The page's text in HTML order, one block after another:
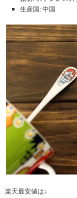
生産国: 中国
楽天最安値は↓